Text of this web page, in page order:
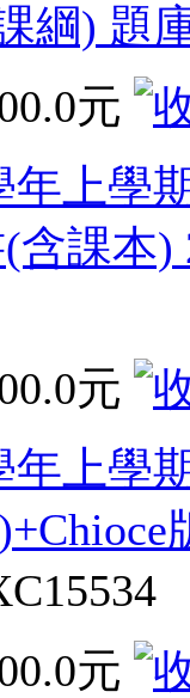
綱) 題
元
年上學
含課本
元
年上學
元